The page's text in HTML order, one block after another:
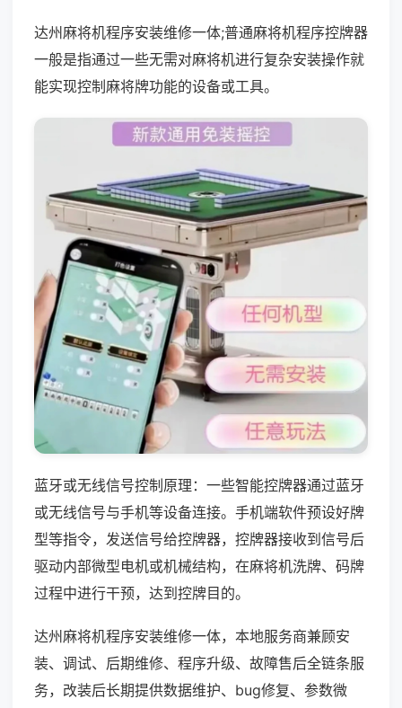
达州麻将机程序安装维修一体;普通麻将机程序控牌器
一般是指通过一些无需对麻将机进行复杂安装操作就
能实现控制麻将牌功能的设备或工具。
蓝牙或无线信号控制原理：一些智能控牌器通过蓝牙
或无线信号与手机等设备连接。手机端软件预设好牌
型等指令，发送信号给控牌器，控牌器接收到信号后
驱动内部微型电机或机械结构，在麻将机洗牌、码牌
过程中进行干预，达到控牌目的。
达州麻将机程序安装维修一体，本地服务商兼顾安
装、调试、后期维修、程序升级、故障售后全链条服
务，改装后长期提供数据维护、bug修复、参数微